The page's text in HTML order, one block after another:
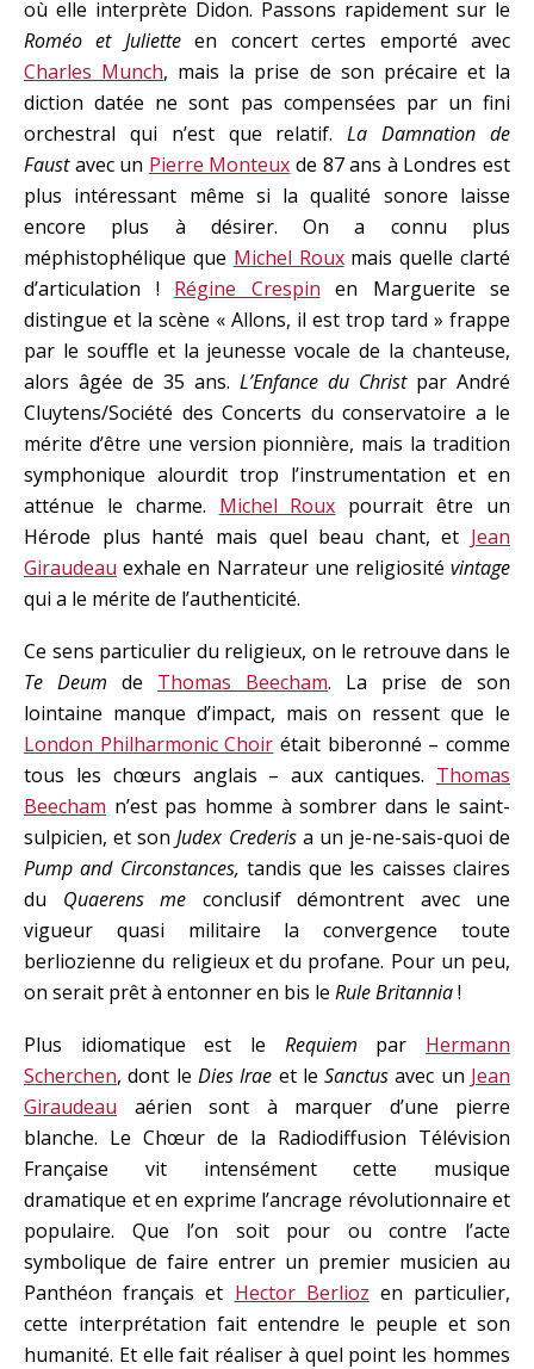
où elle interprète Didon. Passons rapidement sur le
Roméo et Julietteen concert certes emporté avec
Charles Munch, mais la prise de son précaire et la
diction datée ne sont pas compensées par un fini
orchestral qui n’est que relatif.La Damnation de
Faustavec un Pierre Monteux de 87 ans à Londres est
plus intéressant même si la qualité sonore laisse
encore plus à désirer. On a connu plus
méphistophélique que Michel Rouxmais quelle clarté
d’articulation ! Régine Crespin en Marguerite se
distingue et la scène « Allons, il est trop tard » frappe
par le souffle et la jeunesse vocale de la chanteuse,
alors âgée de 35 ans. L’Enfance du Christ par André
Cluytens/Société des Concerts du conservatoire a le
mérite d’être une version pionnière, mais la tradition
symphonique alourdit trop l’instrumentation et en
atténue le charme. Michel Roux pourrait être un
Hérode plus hanté mais quel beau chant, et Jean
Giraudeau exhale en Narrateur une religiosité vintage
qui a le mérite de l’authenticité.
Ce sens particulier du religieux, on le retrouve dans le
Te Deum de Thomas Beecham. La prise de son
lointaine manque d’impact, mais on ressent que le
London Philharmonic Choir était biberonné – comme
tous les chœurs anglais – aux cantiques. Thomas
Beecham n’est pas homme à sombrer dans le saint-
sulpicien, et sonJudex Crederisa un je-ne-sais-quoi de
Pump and Circonstances, tandis que les caisses claires
du Quaerens me conclusif démontrent avec une
vigueur quasi militaire la convergence toute
berliozienne du religieux et du profane. Pour un peu,
on serait prêt à entonner en bis le Rule Britannia!
Plus idiomatique est le Requiem par Hermann
Scherchen, dont le Dies Irae et leSanctus avec un Jean
Giraudeau aérien sont à marquer d’une pierre
blanche. Le Chœur de la Radiodiffusion Télévision
Française vit intensément cette musique
dramatique et en exprime l’ancrage révolutionnaire et
populaire. Que l’on soit pour ou contre l’acte
symbolique de faire entrer un premier musicien au
Panthéon français et Hector Berlioz en particulier,
cette interprétation fait entendre le peuple et son
humanité. Et elle fait réaliser à quel point les hommes